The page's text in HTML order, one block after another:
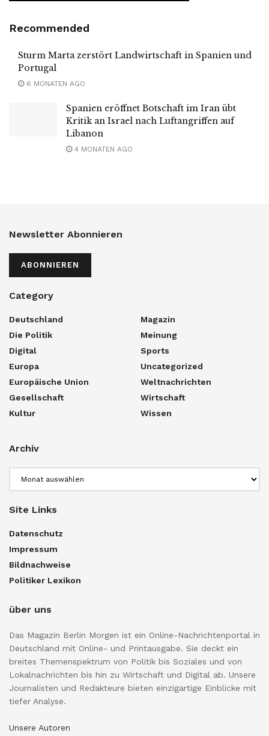
Recommended
Sturm Marta zerstört Landwirtschaft in Spanien und
Portugal
6 MONATEN AGO
Spanien eröffnet Botschaft im Iran übt
Kritik an Israel nach Luftangriffen auf
Libanon
4 MONATEN AGO
Newsletter Abonnieren
ABONNIEREN
Category
Deutschland
Die Politik
Digital
Europa
Europäische Union
Gesellschaft
Kultur
Magazin
Meinung
Sports
Uncategorized
Weltnachrichten
Wirtschaft
Wissen
Archiv
Site Links
Datenschutz
Impressum
Bildnachweise
Politiker Lexikon
über uns
Das Magazin Berlin Morgen ist ein Online-Nachrichtenportal in
Deutschland mit Online- und Printausgabe. Sie deckt ein
breites Themenspektrum von Politik bis Soziales und von
Lokalnachrichten bis hin zu Wirtschaft und Digital ab. Unsere
Journalisten und Redakteure bieten einzigartige Einblicke mit
tiefer Analyse.
Unsere Autoren